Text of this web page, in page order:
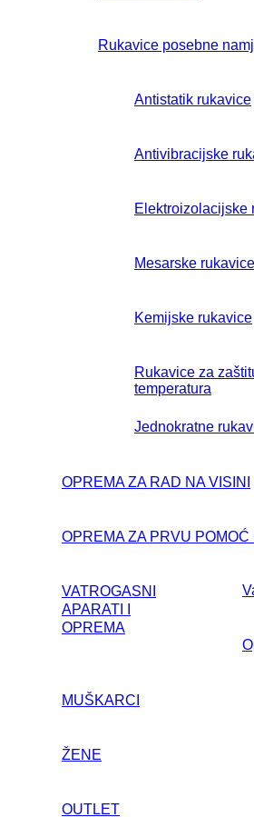
Rukavice posebne
Antistatik rukavice
Antivibracijske
Elektroizolacijske
Mesarske rukavice
Kemijske rukavice
Rukavice za
temperatura
Jednokratne
OPREMA ZA RAD NA VISINI
OPREMA ZA PRVU POMOĆ
VATROGASNI
APARATI I
OPREMA
MUŠKARCI
ŽENE
OUTLET